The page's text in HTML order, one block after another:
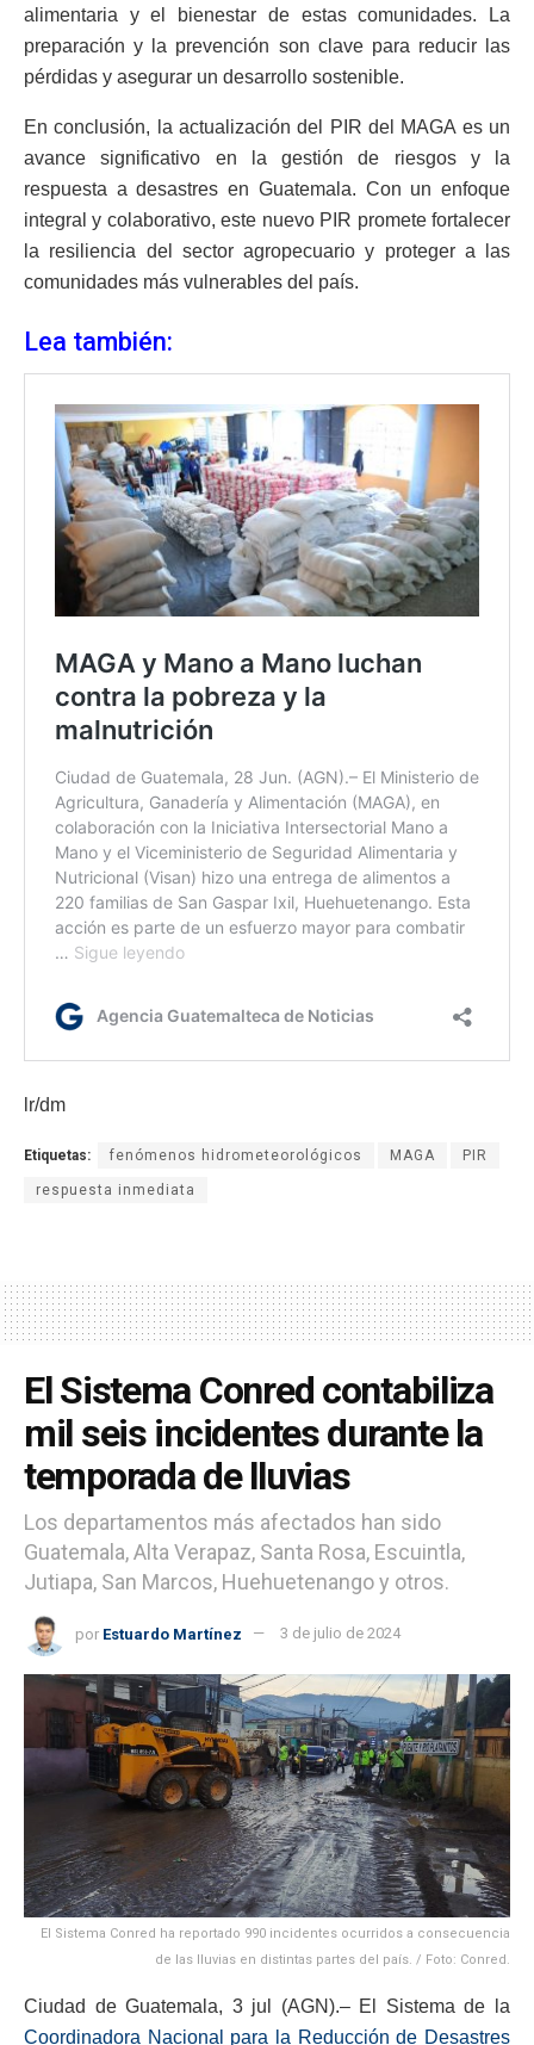
alimentaria y el bienestar de estas comunidades. La
preparación y la prevención son clave para reducir las
pérdidas y asegurar un desarrollo sostenible.
En conclusión, la actualización del PIR del MAGA es un
avance significativo en la gestión de riesgos y la
respuesta a desastres en Guatemala. Con un enfoque
integral y colaborativo, este nuevo PIR promete fortalecer
la resiliencia del sector agropecuario y proteger a las
comunidades más vulnerables del país.
Lea también:
lr/dm
Etiquetas: fenómenos hidrometeorológicos MAGA PIR
respuesta inmediata
El Sistema Conred contabiliza
mil seis incidentes durante la
temporada de lluvias
Los departamentos más afectados han sido
Guatemala, Alta Verapaz, Santa Rosa, Escuintla,
Jutiapa, San Marcos, Huehuetenango y otros.
por Estuardo Martínez 3 de julio de 2024
El Sistema Conred ha reportado 990 incidentes ocurridos a consecuencia
de las lluvias en distintas partes del país. / Foto: Conred.
Ciudad de Guatemala, 3 jul (AGN).– El Sistema de la
Coordinadora Nacional para la Reducción de Desastres